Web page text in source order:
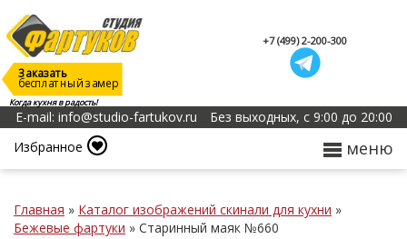
Когда кухня в радость!
Заказать
бесплатный замер
+7 (499) 2-200-300
E-mail: info@studio-fartukov.ru
Без выходных, с 9:00 до 20:00
Избранное
меню
Главная » Каталог изображений скинали для кухни »
Бежевые фартуки » Старинный маяк №660